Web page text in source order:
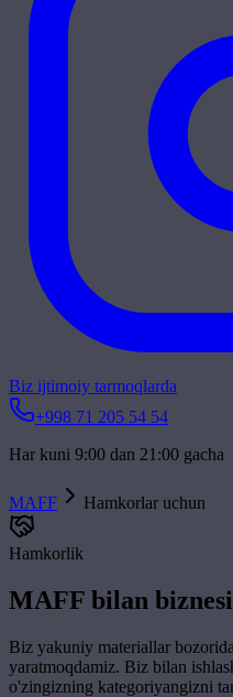
Biz ijtimoiy tarmoqlarda
+998 71 205 54 54
Har kuni 9:00 dan 21:00 gacha
MAFF Hamkorlar uchun
Hamkorlik
MAFF bilan
Biz yakuniy materiallar
yaratmoqdamiz. Biz bilan
o'zingizning kategoriyangizni